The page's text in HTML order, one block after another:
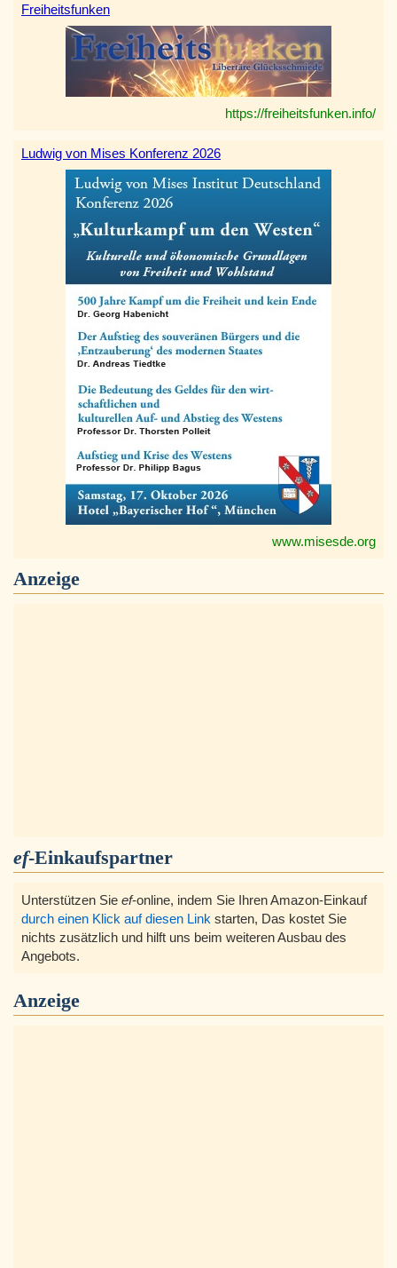
Freiheitsfunken
https://freiheitsfunken.info/
Ludwig von Mises Konferenz 2026
www.misesde.org
Anzeige
ef-Einkaufspartner
Unterstützen Sie ef-online, indem Sie Ihren Amazon-Einkauf
durch einen Klick auf diesen Link starten, Das kostet Sie
nichts zusätzlich und hilft uns beim weiteren Ausbau des
Angebots.
Anzeige